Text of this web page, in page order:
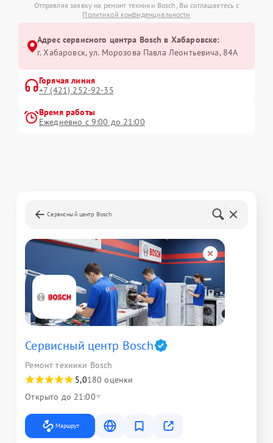
Отправляя заявку на ремонт техники Bosch, Вы соглашаетесь с
Политикой конфиденциальности
Адрес сервисного центра Bosch в Хабаровске:
г. Хабаровск, ул. Морозова Павла Леонтьевича, 84А
Горячая линия
+7 (421) 252-92-35
Время работы
Ежедневно с 9:00 до 21:00
Сервисный центр Bosch
Сервисный центр Bosch
Ремонт техники Bosch
5,0180 оценки
Открыто до 21:00
Маршрут